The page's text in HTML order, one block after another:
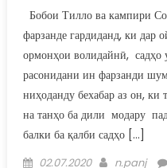
Бобои Тилло ва кампири
фарзанде гардиданд, ки дар
ормонҳои волидайнӣ, садҳо
расонидани ин фарзанди
ниҳоданду бехабар аз он, ки
на танҳо ба дили модару
балки ба қалби садҳо […]
Posted on
02.07.2020 Author
n.panj